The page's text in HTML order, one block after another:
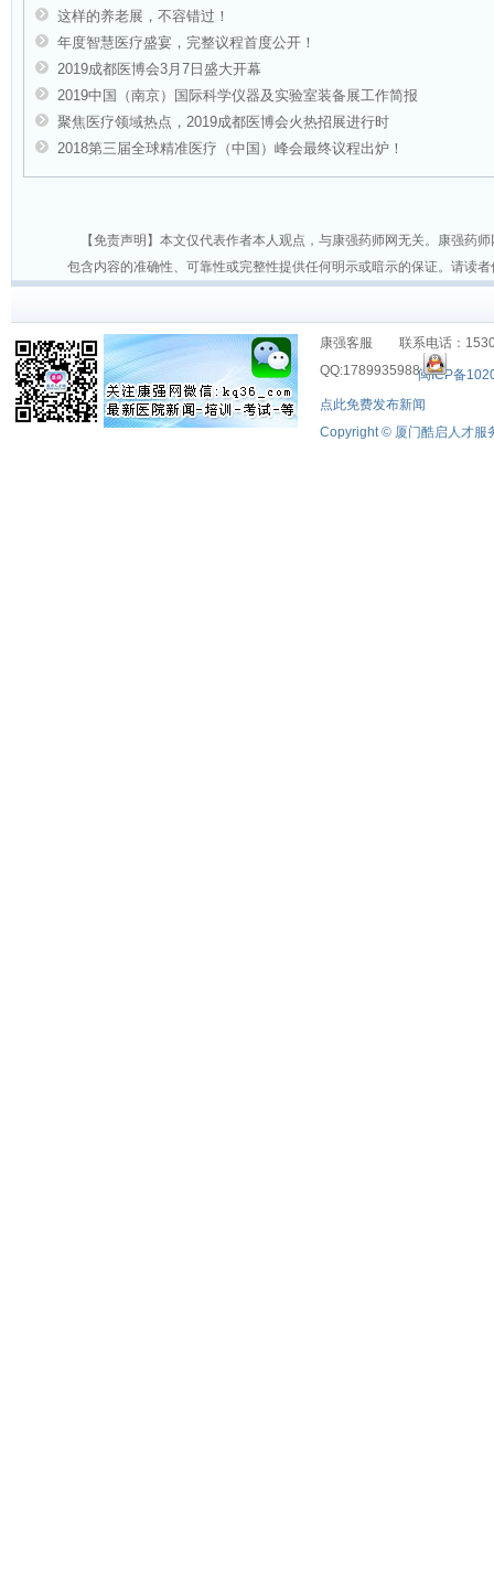
这样的养老展，不容错过！
年度智慧医疗盛宴，完整议程首度公开！
2019成都医博会3月7日盛大开幕
2019​中国（南京）国际科学仪器及实验室装备展工作简报
聚焦医疗领域热点，20​19成都医博会火热招展进行时
2018第三届全球精准医疗（中国）峰会最终议程出炉！
【免责声明】本文仅代表作者本人观点，与康强药师网无关。康强药
包含内容的准确性、可靠性或完整性提供任何明示或暗示的保证。请读
康强客服 联系电话：
QQ:1789935988闽ICP备
点此免费发布新闻
Copyright © 厦门酷启人才服